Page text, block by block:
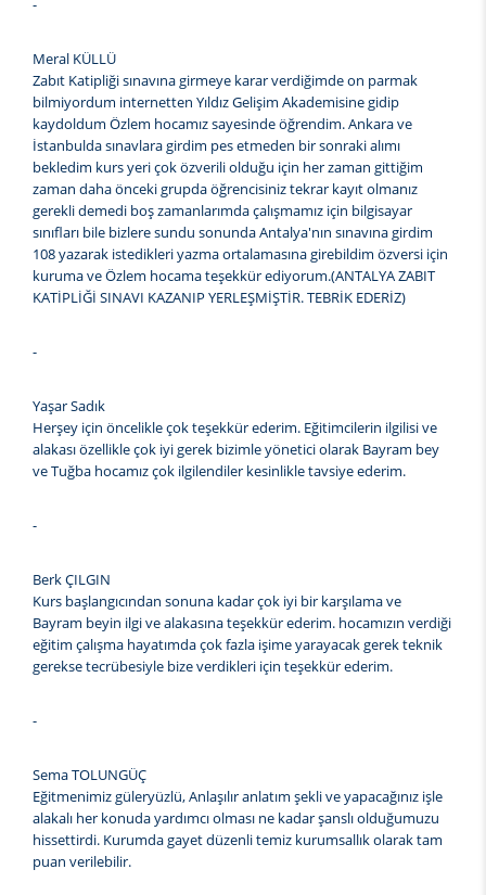
-
Meral KÜLLÜ
Zabıt Katipliği sınavına girmeye karar verdiğimde on parmak
bilmiyordum internetten Yıldız Gelişim Akademisine gidip
kaydoldum Özlem hocamız sayesinde öğrendim. Ankara ve
İstanbulda sınavlara girdim pes etmeden bir sonraki alımı
bekledim kurs yeri çok özverili olduğu için her zaman gittiğim
zaman daha önceki grupda öğrencisiniz tekrar kayıt olmanız
gerekli demedi boş zamanlarımda çalışmamız için bilgisayar
sınıfları bile bizlere sundu sonunda Antalya'nın sınavına girdim
108 yazarak istedikleri yazma ortalamasına girebildim özversi için
kuruma ve Özlem hocama teşekkür ediyorum.(ANTALYA ZABIT
KATİPLİĞİ SINAVI KAZANIP YERLEŞMİŞTİR. TEBRİK EDERİZ)
-
Yaşar Sadık
Herşey için öncelikle çok teşekkür ederim. Eğitimcilerin ilgilisi ve
alakası özellikle çok iyi gerek bizimle yönetici olarak Bayram bey
ve Tuğba hocamız çok ilgilendiler kesinlikle tavsiye ederim.
-
Berk ÇILGIN
Kurs başlangıcından sonuna kadar çok iyi bir karşılama ve
Bayram beyin ilgi ve alakasına teşekkür ederim. hocamızın verdiği
eğitim çalışma hayatımda çok fazla işime yarayacak gerek teknik
gerekse tecrübesiyle bize verdikleri için teşekkür ederim.
-
Sema TOLUNGÜÇ
Eğitmenimiz güleryüzlü, Anlaşılır anlatım şekli ve yapacağınız işle
alakalı her konuda yardımcı olması ne kadar şanslı olduğumuzu
hissettirdi. Kurumda gayet düzenli temiz kurumsallık olarak tam
puan verilebilir.